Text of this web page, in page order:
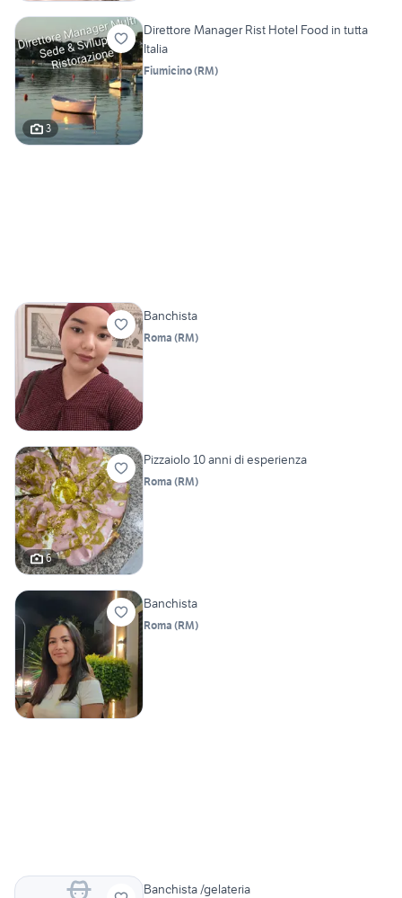
3
Direttore Manager Rist Hotel Food in tutta
Italia
Fiumicino(RM)
Banchista
Roma (RM)
6
Pizzaiolo 10 anni di esperienza
Roma (RM)
Banchista
Roma (RM)
Banchista /gelateria